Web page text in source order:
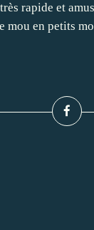
rapide et
mou en petits